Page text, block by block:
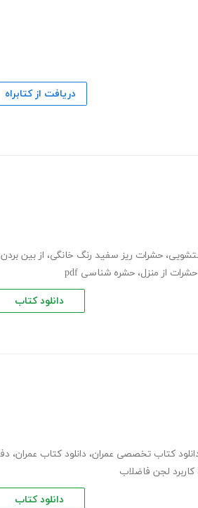
دریافت از کتابراه
، حشرات ریز سفید رنگ خانگی، از بین بردن
از منزل، حشره شناسی pdf
دانلود کتاب
کتاب تخصصی عمران، دانلود کتاب عمران،
کاربرد لجن فاضلاب
دانلود کتاب